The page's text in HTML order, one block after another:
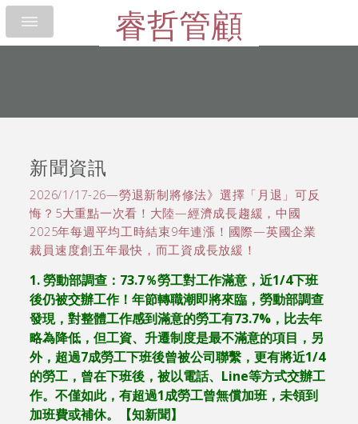
睿哲管顧
新聞資訊
2026/1/17-26—勞退新制將修法》選擇「月退」可反
悔？5大重點一次看！大陸—經濟成長趨緩，中國
2025年每週平均工時結束9年連漲！國際—英國企業
裁員速度創五年最快，而工資成長放緩！
1.勞動部調查： 73.7％勞工對工作滿意，近1/4下班
後仍被交辦工作！年節轉職潮即將來臨，勞動部調查
發現，對整體工作感到滿意的勞工有73.7% ，比去年
略為降低，但工資、升遷制度是最不滿意的項目，另
外，超過7成勞工下班後曾被公司聯繫，更有將近1/4
的勞工，曾在下班後，被以電話、 Line等方式交辦工
作。不僅如此，有超過1成勞工曾無償加班，未領到
加班費或補休。【知新聞】